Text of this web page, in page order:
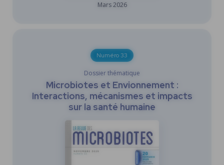
Mars2026
Numéro 33
Dossier thématique
Microbiotes et Envionnement :
Interactions, mécanismes et impacts
sur la santé humaine